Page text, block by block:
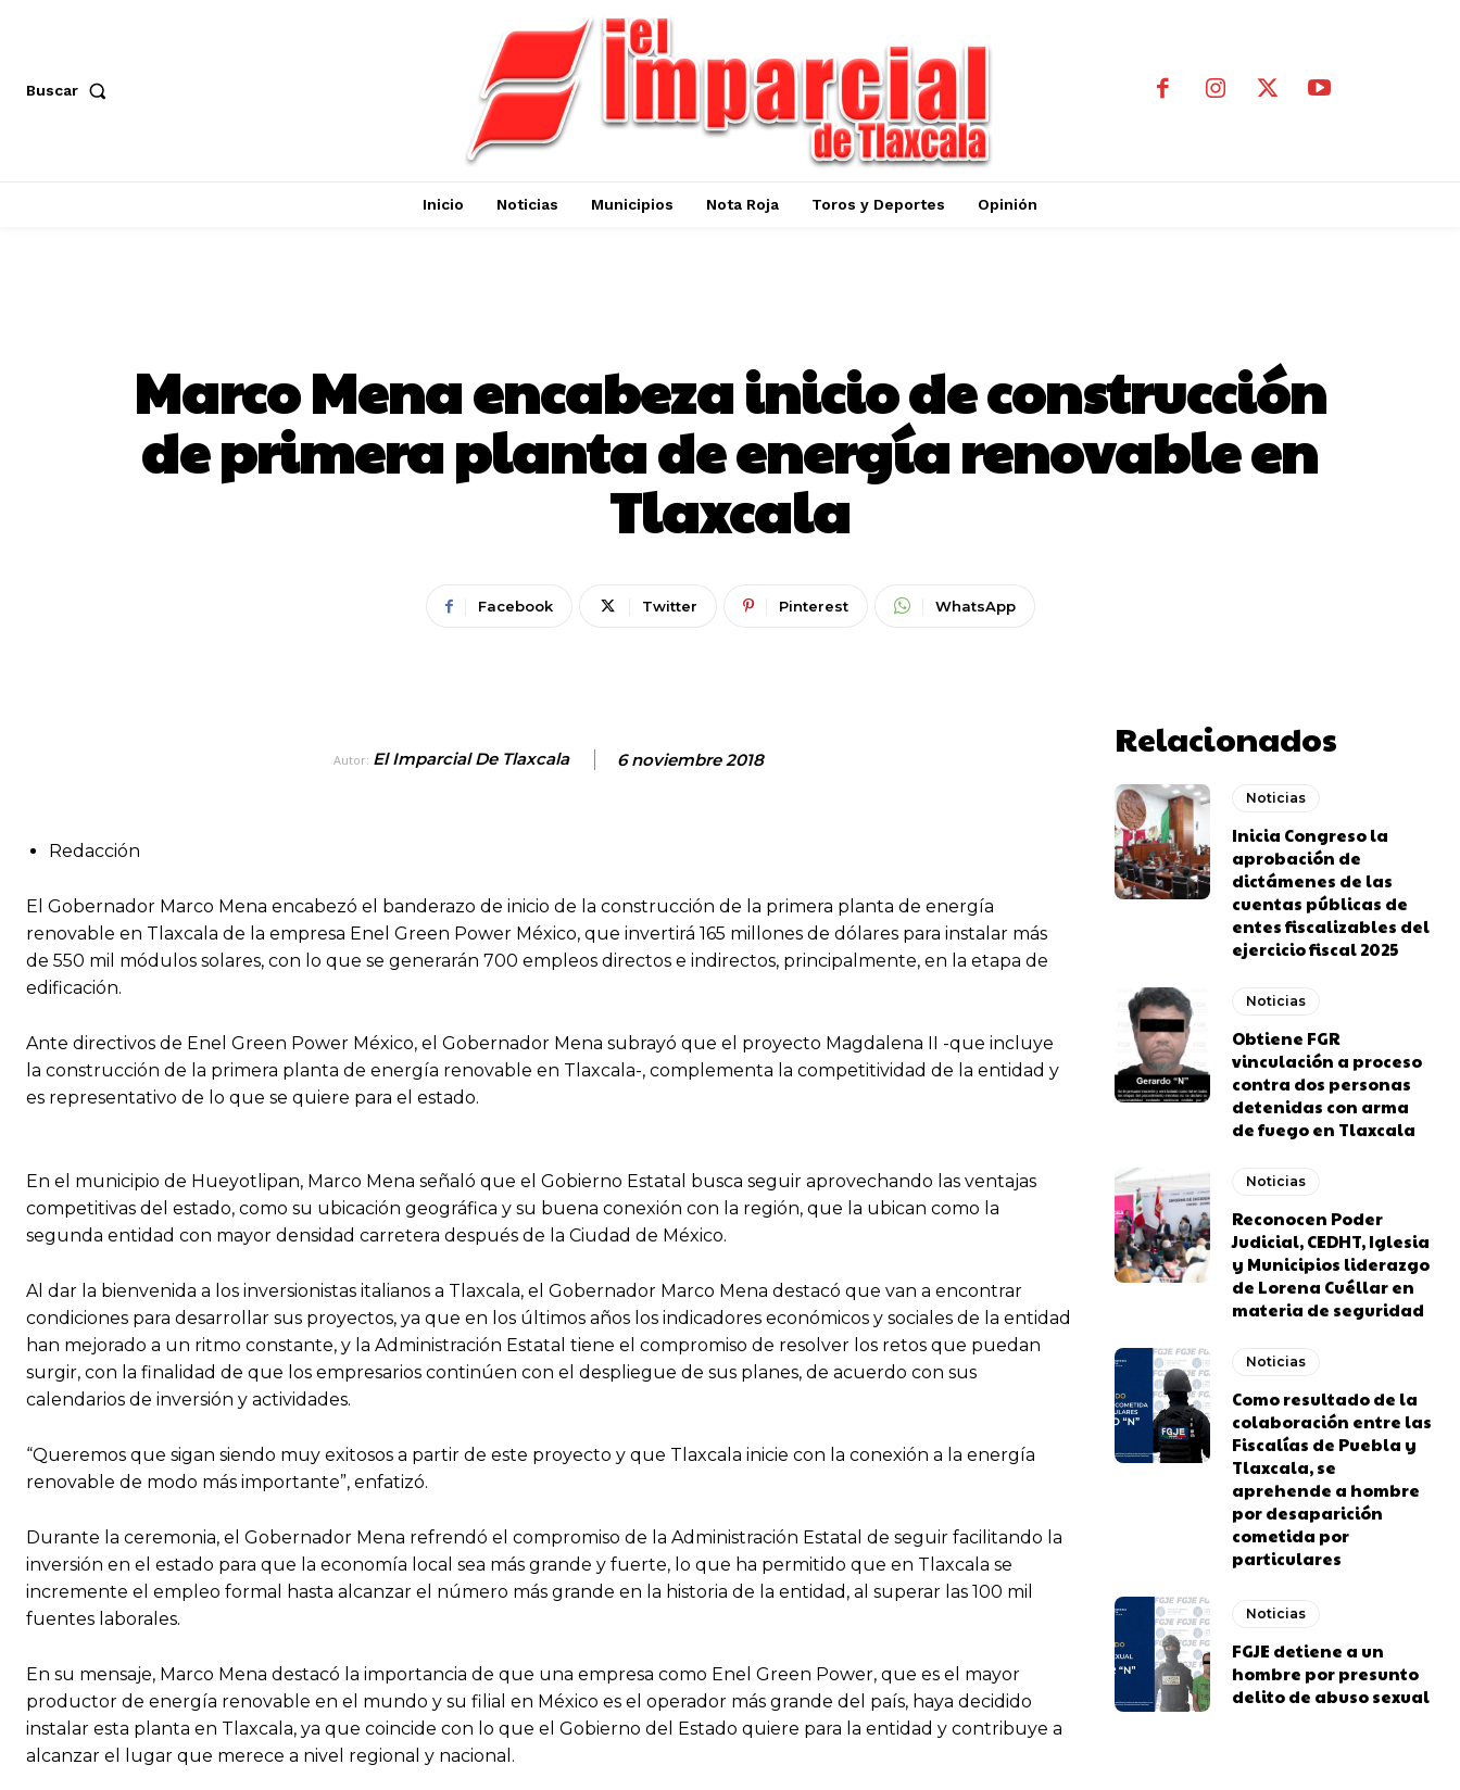
Buscar
Inicio Noticias Municipios Nota Roja Toros y Deportes Opinión
Marco Mena encabeza inicio de construcción
de primera planta de energía renovable en
Tlaxcala
Facebook Twitter Pinterest WhatsApp
Autor: El Imparcial De Tlaxcala 6 noviembre 2018
Redacción
El Gobernador Marco Mena encabezó el banderazo de inicio de la construcción de la primera planta de energía
renovable en Tlaxcala de la empresa Enel Green Power México, que invertirá 165 millones de dólares para instalar más
de 550 mil módulos solares, con lo que se generarán 700 empleos directos e indirectos, principalmente, en la etapa de
edificación.
Ante directivos de Enel Green Power México, el Gobernador Mena subrayó que el proyecto Magdalena II -que incluye
la construcción de la primera planta de energía renovable en Tlaxcala-, complementa la competitividad de la entidad y
es representativo de lo que se quiere para el estado.
En el municipio de Hueyotlipan, Marco Mena señaló que el Gobierno Estatal busca seguir aprovechando las ventajas
competitivas del estado, como su ubicación geográfica y su buena conexión con la región, que la ubican como la
segunda entidad con mayor densidad carretera después de la Ciudad de México.
Al dar la bienvenida a los inversionistas italianos a Tlaxcala, el Gobernador Marco Mena destacó que van a encontrar
condiciones para desarrollar sus proyectos, ya que en los últimos años los indicadores económicos y sociales de la entidad
han mejorado a un ritmo constante, y la Administración Estatal tiene el compromiso de resolver los retos que puedan
surgir, con la finalidad de que los empresarios continúen con el despliegue de sus planes, de acuerdo con sus
calendarios de inversión y actividades.
“Queremos que sigan siendo muy exitosos a partir de este proyecto y que Tlaxcala inicie con la conexión a la energía
renovable de modo más importante”, enfatizó.
Durante la ceremonia, el Gobernador Mena refrendó el compromiso de la Administración Estatal de seguir facilitando la
inversión en el estado para que la economía local sea más grande y fuerte, lo que ha permitido que en Tlaxcala se
incremente el empleo formal hasta alcanzar el número más grande en la historia de la entidad, al superar las 100 mil
fuentes laborales.
En su mensaje, Marco Mena destacó la importancia de que una empresa como Enel Green Power, que es el mayor
productor de energía renovable en el mundo y su filial en México es el operador más grande del país, haya decidido
instalar esta planta en Tlaxcala, ya que coincide con lo que el Gobierno del Estado quiere para la entidad y contribuye a
alcanzar el lugar que merece a nivel regional y nacional.
Relacionados
Noticias
Inicia Congreso la
aprobación de
dictámenes de las
cuentas públicas de
entes fiscalizables del
ejercicio fiscal 2025
Noticias
Obtiene FGR
vinculación a proceso
contra dos personas
detenidas con arma
de fuego en Tlaxcala
Noticias
Reconocen Poder
Judicial, CEDHT, Iglesia
y Municipios liderazgo
de Lorena Cuéllar en
materia de seguridad
Noticias
Como resultado de la
colaboración entre las
Fiscalías de Puebla y
Tlaxcala, se
aprehende a hombre
por desaparición
cometida por
particulares
Noticias
FGJE detiene a un
hombre por presunto
delito de abuso sexual